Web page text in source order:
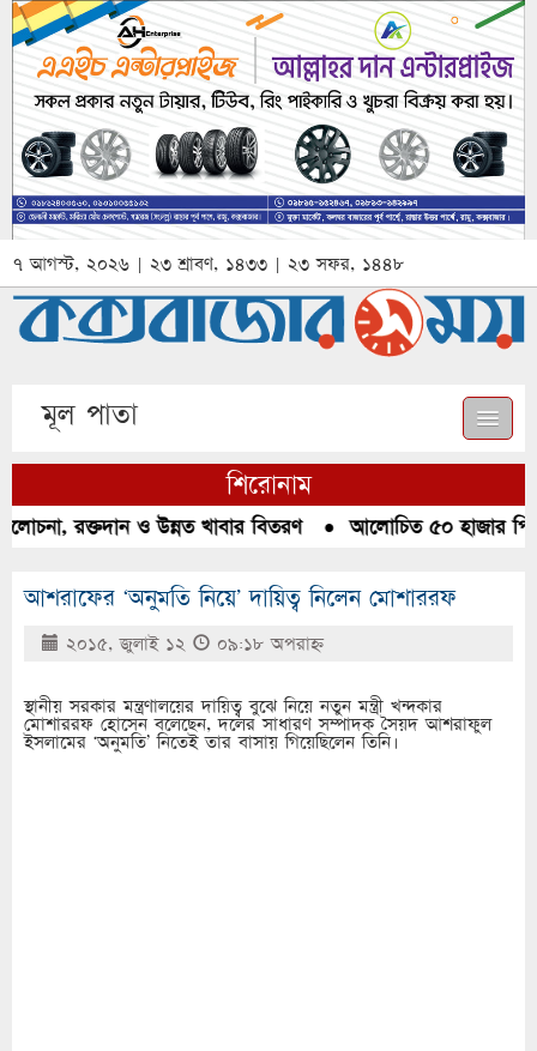
৭ আগস্ট, ২০২৬ | ২৩ শ্রাবণ, ১৪৩৩ | ২৩ সফর, ১৪৪৮
মূল পাতা
শিরোনাম
রক্তদান ও উন্নত খাবার বিতরণ●আলোচিত ৫০ হাজার পিস
আশরাফের ‘অনুমতি নিয়ে’ দায়িত্ব নিলেন মোশাররফ
২০১৫, জুলাই ১২ ০৯:১৮ অপরাহ্ণ
স্থানীয় সরকার মন্ত্রণালয়ের দায়িত্ব বুঝে নিয়ে নতুন মন্ত্রী খন্দকার
মোশাররফ হোসেন বলেছেন, দলের সাধারণ সম্পাদক সৈয়দ আশরাফুল
ইসলামের ‘অনুমতি’ নিতেই তার বাসায় গিয়েছিলেন তিনি।